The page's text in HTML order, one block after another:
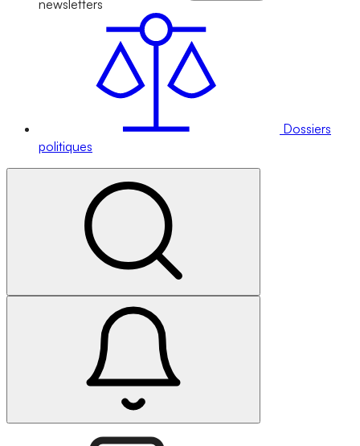
newsletters
Dossiers
politiques